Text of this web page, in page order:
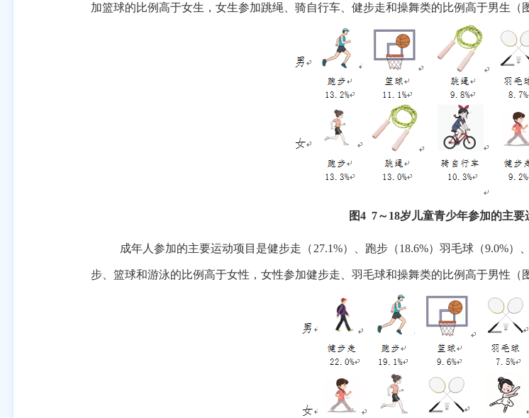
加篮球的比例高于女生，女生参加跳绳、骑自行车、健步走和操舞类的比例高于男生（
图4 7～18岁儿童青少年参加的主要
成年人参加的主要运动项目是健步走（ 27.1%）、跑步（18.6%）羽毛球（9.0%）
步、篮球和游泳的比例高于女性，女性参加健步走、羽毛球和操舞类的比例高于男性（